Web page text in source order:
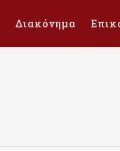
Διακόνημα